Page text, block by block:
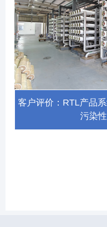
客户评价：RTL产品
污染性